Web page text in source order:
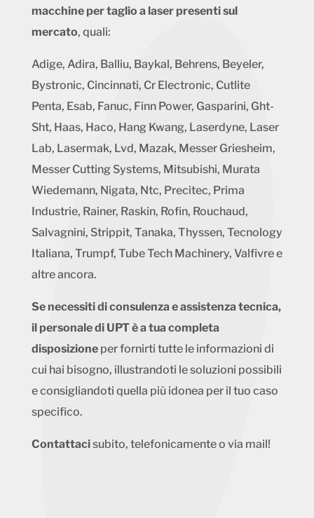
macchine per taglio a laser presenti sul
mercato, quali:
Adige, Adira, Balliu, Baykal, Behrens, Beyeler,
Bystronic, Cincinnati, Cr Electronic, Cutlite
Penta, Esab, Fanuc, Finn Power, Gasparini, Ght-
Sht, Haas, Haco, Hang Kwang, Laserdyne, Laser
Lab, Lasermak, Lvd, Mazak, Messer Griesheim,
Messer Cutting Systems, Mitsubishi, Murata
Wiedemann, Nigata, Ntc, Precitec, Prima
Industrie, Rainer, Raskin, Rofin, Rouchaud,
Salvagnini, Strippit, Tanaka, Thyssen, Tecnology
Italiana, Trumpf, Tube Tech Machinery, Valfivre e
altre ancora.
Se necessiti di consulenza e assistenza tecnica,
il personale di UPT è a tua completa
disposizioneper fornirti tutte le informazioni di
cui hai bisogno, illustrandoti le soluzioni possibili
e consigliandoti quella più idonea per il tuo caso
specifico.
Contattacisubito, telefonicamente o via mail!